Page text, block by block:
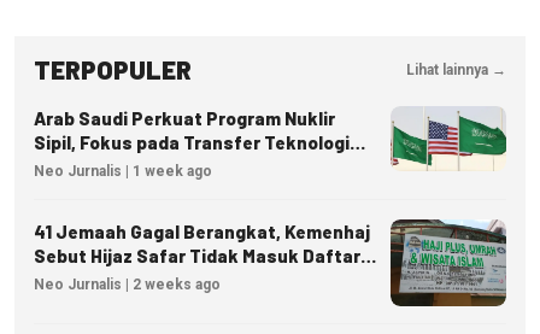
TERPOPULER Lihat lainnya →
Arab Saudi Perkuat Program Nuklir
Sipil, Fokus pada Transfer Teknologi
dan Kedaulatan Energi
Neo Jurnalis | 1 week ago
41 Jemaah Gagal Berangkat, Kemenhaj
Sebut Hijaz Safar Tidak Masuk Daftar
Resmi PPIU
Neo Jurnalis | 2 weeks ago